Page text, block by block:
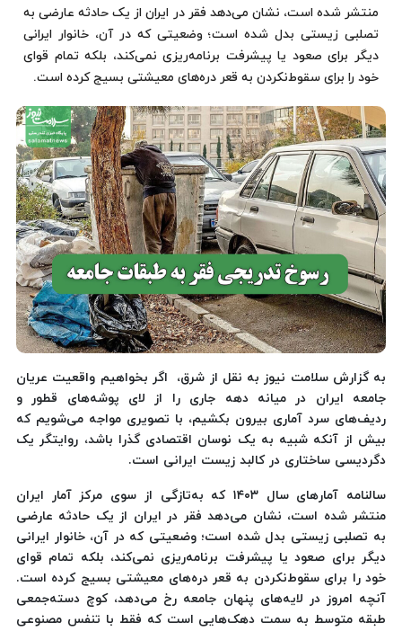
منتشر شده است، نشان می‌دهد فقر در ایران از یک حادثه عارضی به
تصلبی زیستی بدل شده است؛ وضعیتی که در آن، خانوار ایرانی
دیگر برای صعود یا پیشرفت برنامه‌ریزی نمی‌کند، بلکه تمام قوای
خود را برای سقوط‌نکردن به قعر دره‌های معیشتی بسیج کرده است.
به گزارش سلامت نیوز به نقل از شرق، اگر بخواهیم واقعیت عریان
جامعه ایران در میانه دهه جاری را از لای پوشه‌های قطور و
ردیف‌های سرد آماری بیرون بکشیم، با تصویری مواجه می‌شویم که
بیش از آنکه شبیه به یک نوسان اقتصادی گذرا باشد، روایتگر یک
دگردیسی ساختاری در کالبد زیست ایرانی است.
سالنامه آمارهای سال ۱۴۰۳ که به‌تازگی از سوی مرکز آمار ایران
منتشر شده است، نشان می‌دهد فقر در ایران از یک حادثه عارضی
به تصلبی زیستی بدل شده است؛ وضعیتی که در آن، خانوار ایرانی
دیگر برای صعود یا پیشرفت برنامه‌ریزی نمی‌کند، بلکه تمام قوای
خود را برای سقوط‌نکردن به قعر دره‌های معیشتی بسیج کرده است.
آنچه امروز در لایه‌های پنهان جامعه رخ می‌دهد، کوچ دسته‌جمعی
طبقه متوسط به سمت دهک‌هایی است که فقط با تنفس مصنوعی